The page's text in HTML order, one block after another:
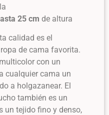
25 cm de altura
calidad es el
de cama favorita.
con un
cualquier cama un
a holgazanear. El
también es un
un tejido fino y denso,